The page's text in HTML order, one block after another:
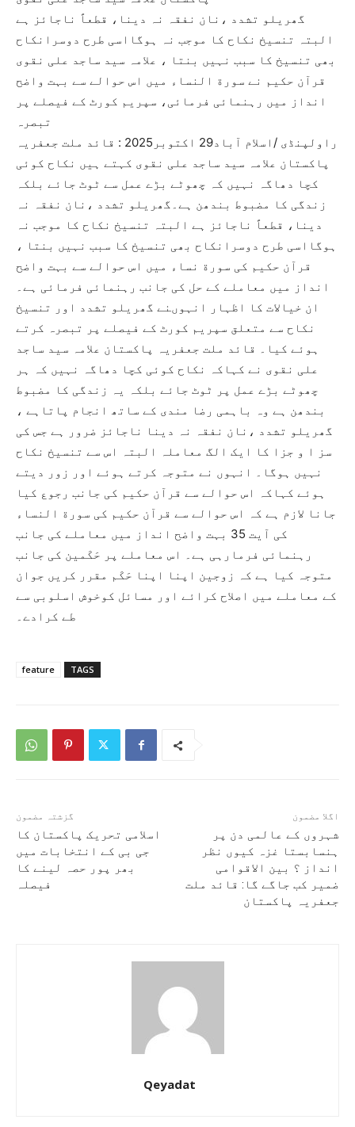
گھریلو تشدد ،نان نفقہ نہ دینا، قطعاً ناجائز ہے
البتہ تنسیخ نکاح کا موجب نہ ہوگااسی طرح دوسرانکاح
بھی تنسیخ کا سبب نہیں بنتا ، علامہ سید ساجد علی نقوی
قرآن حکیم نے سورة النساء میں اس حوالے سے بہت واضح
انداز میں رہنمائی فرمائی، سپریم کورٹ کے فیصلے پر
تبصرہ
راولپنڈی /اسلام آباد29 اکتوبر2025 : قائد ملت جعفریہ
پاکستان علامہ سید ساجد علی نقوی کہتے ہیں نکاح کوئی
کچا دھاگہ نہیں کہ چھوٹے بڑے عمل سے ٹوٹ جائے بلکہ
زندگی کا مضبوط بندھن ہے۔گھریلو تشدد ،نان نفقہ نہ
دینا، قطعاً ناجائز ہے البتہ تنسیخ نکاح کا موجب نہ
ہوگااسی طرح دوسرانکاح بھی تنسیخ کا سبب نہیں بنتا ،
قرآن حکیم کی سورة نساء میں اس حوالے سے بہت واضح
انداز میں معاملے کے حل کی جانب رہنمائی فرمائی ہے۔
ان خیالات کا اظہار انہوںنے گھریلو تشدد اور تنسیخ
نکاح سے متعلق سپریم کورٹ کے فیصلے پر تبصرہ کرتے
ہوئے کیا۔ قائد ملت جعفریہ پاکستان علامہ سید ساجد
علی نقوی نے کہاکہ نکاح کوئی کچا دھاگہ نہیں کہ ہر
چھوٹے بڑے عمل پر ٹوٹ جائے بلکہ یہ زندگی کا مضبوط
بندھن ہے وہ باہمی رضا مندی کے ساتھ انجام پاتاہے ،
گھریلو تشدد ،نان نفقہ نہ دینا ناجائز ضرور ہے جس کی
سز ا و جزا کا ایک الگ معاملہ البتہ اس سے تنسیخ نکاح
نہیں ہوگا۔ انہوں نے متوجہ کرتے ہوئے اور زور دیتے
ہوئے کہاکہ اس حوالے سے قرآن حکیم کی جانب رجوع کیا
جانا لازم ہے کہ اس حوالے سے قرآن حکیم کی سورة النساء
کی آیت 35 بہت واضح انداز میں معاملے کی جانب
رہنمائی فرمارہی ہے۔ اس معاملے پر حَکَمین کی جانب
متوجہ کیا ہے کہ زوجین اپنا اپنا حَکَم مقرر کریں جوان
کے معاملے میں اصلاح کرائے اور مسائل کوخوش اسلوبی سے
طے کرادے۔
TAGS
feature
گزشتہ مضمون
اسلامی تحریک پاکستان کا
جی بی کے انتخابات میں
بھر پور حصہ لینے کا
فیصلہ
اگلا مضمون
شہروں کے عالمی دن پر
ہنسابستا غزہ کیوں نظر
انداز ؟ بین الاقوامی
ضمیر کب جاگے گا: قائد ملت
جعفریہ پاکستان
Qeyadat